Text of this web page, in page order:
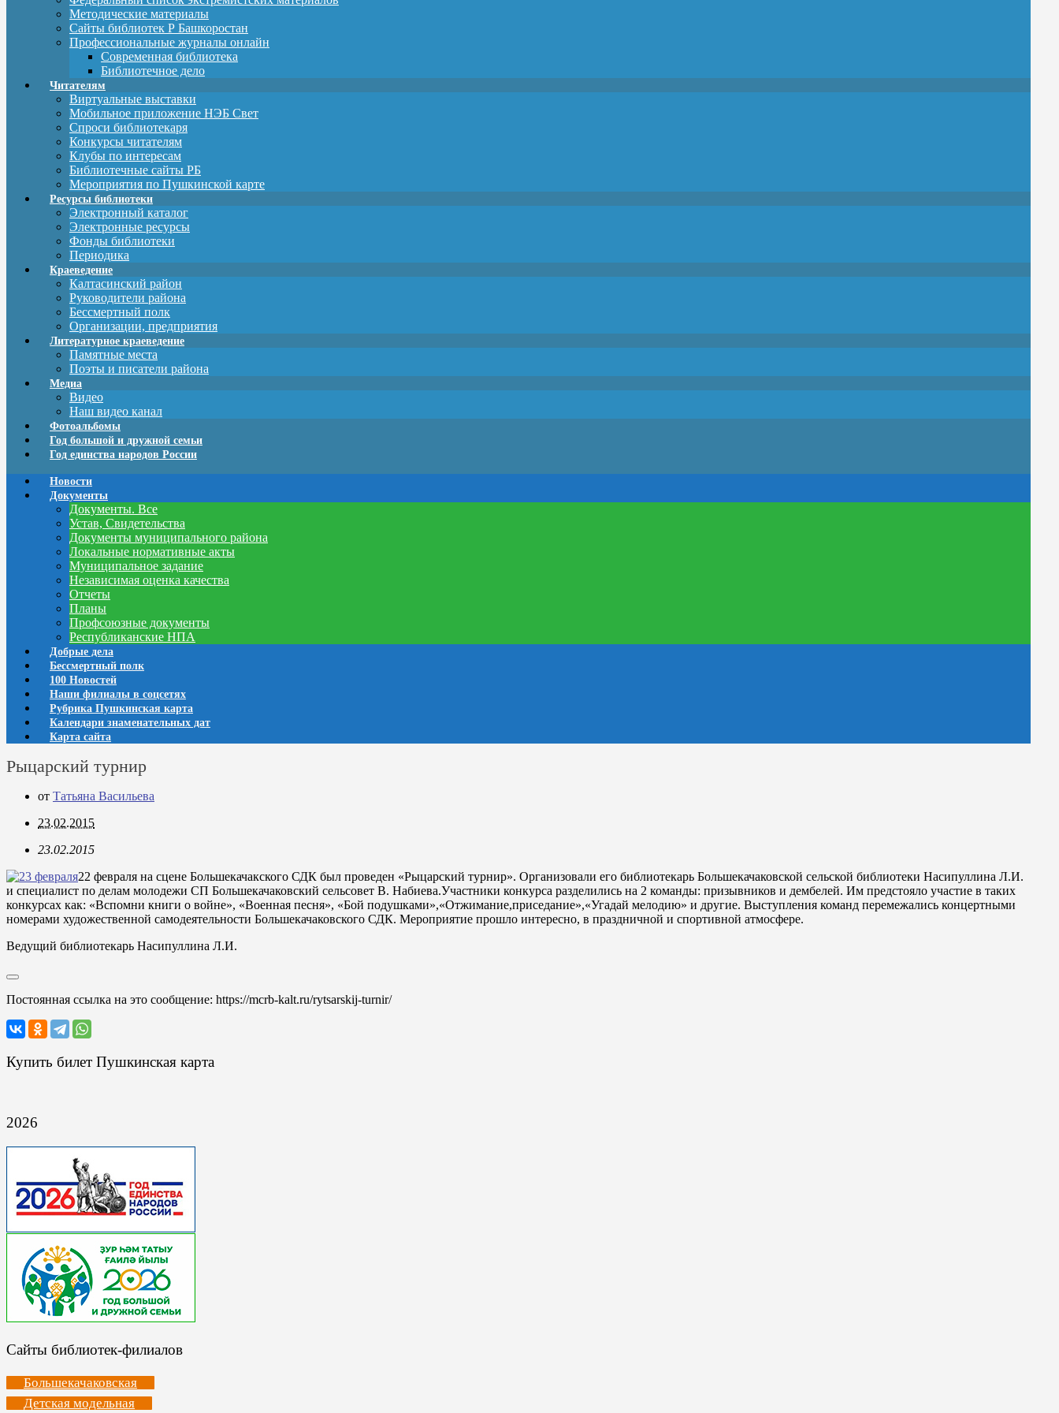
Методические материалы
Сайты библиотек Р Башкоростан
Профессиональные журналы онлайн
Современная библиотека
Библиотечное дело
Читателям
Виртуальные выставки
Мобильное приложение НЭБ Свет
Спроси библиотекаря
Конкурсы читателям
Клубы по интересам
Библиотечные сайты РБ
Мероприятия по Пушкинской карте
Ресурсы библиотеки
Электронный каталог
Электронные ресурсы
Фонды библиотеки
Периодика
Краеведение
Калтасинский район
Руководители района
Бессмертный полк
Организации, предприятия
Литературное краеведение
Памятные места
Поэты и писатели района
Медиа
Видео
Наш видео канал
Фотоальбомы
Год большой и дружной семьи
Год единства народов России
Новости
Документы
Документы. Все
Устав, Свидетельства
Документы муниципального района
Локальные нормативные акты
Муниципальное задание
Независимая оценка качества
Отчеты
Планы
Профсоюзные документы
Республиканские НПА
Добрые дела
Бессмертный полк
100 Новостей
Наши филиалы в соцсетях
Рубрика Пушкинская карта
Календари знаменательных дат
Карта сайта
Рыцарский турнир
от Татьяна Васильева
23.02.2015
23.02.2015
22 февраля на сцене Большекачакского СДК был проведен «Рыцарский турнир». Организовали его библиотекарь Большекачаковской сельской библиотеки Насипуллина Л.И.
и специалист по делам молодежи СП Большекачаковский сельсовет В. Набиева.Участники конкурса разделились на 2 команды: призывников и дембелей. Им предстояло участие в таких
конкурсах как: «Вспомни книги о войне», «Военная песня», «Бой подушками»,«Отжимание,приседание»,«Угадай мелодию» и другие. Выступления команд перемежались концертными
номерами художественной самодеятельности Большекачаковского СДК. Мероприятие прошло интересно, в праздничной и спортивной атмосфере.
Ведущий библиотекарь Насипуллина Л.И.
Постоянная ссылка на это сообщение: https://mcrb-kalt.ru/rytsarskij-turnir/
Купить билет Пушкинская карта
2026
Сайты библиотек-филиалов
Большекачаковская
Детская модельная